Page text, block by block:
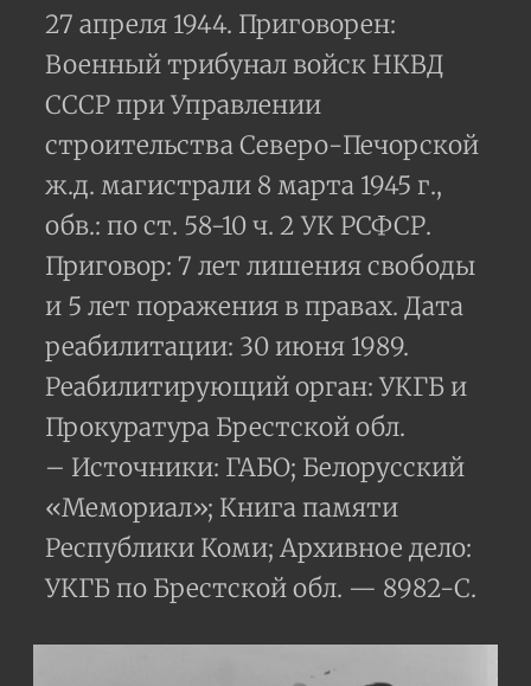
27 апреля 1944. Приговорен:
Военный трибунал войск НКВД
СССР при Управлении
строительства Северо-Печорской
ж.д. магистрали 8 марта 1945 г.,
обв.: по ст. 58-10 ч. 2 УК РСФСР.
Приговор: 7 лет лишения свободы
и 5 лет поражения в правах. Дата
реабилитации: 30 июня 1989.
Реабилитирующий орган: УКГБ и
Прокуратура Брестской обл.
– Источники: ГАБО; Белорусский
«Мемориал»; Книга памяти
Республики Коми; Архивное дело:
УКГБ по Брестской обл. — 8982-С.